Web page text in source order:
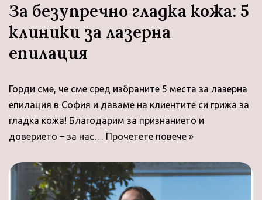
За безупречно гладка кожа: 5
клиники за лазерна
епилация
Горди сме, че сме сред избраните 5 места за лазерна
епилация в София и даваме на клиентите си грижа за
гладка кожа! Благодарим за признанието и
доверието – за нас… Прочетете повече »